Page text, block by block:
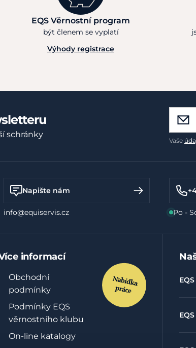
EQS Věrnostní program
být členem se vyplatí
Výhody registrace
schránky
Vaše
Napište nám
info@equiservis.cz Po -
informací
Obchodní
podmínky
Podmínky EQS
věrnostního klubu
On-line katalogy